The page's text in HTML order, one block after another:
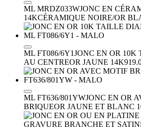
ML MRDZ033WJONC EN
14KCÉRAMIQUE NOIRE/OR
ML FT086/6Y1JONC EN OR
AU CENTREOR JAUNE 14K
ML FT636/801YWJONC EN OR
BRIQUEOR JAUNE ET BLANC